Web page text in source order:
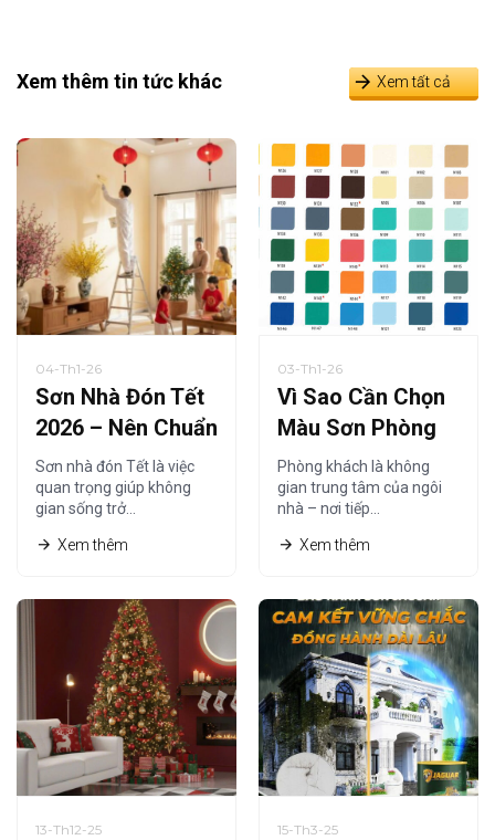
Xem thêm tin tức khác Xem tất cả
04-Th1-26
Sơn Nhà Đón Tết
2026 – Nên Chuẩn
Bị Từ Khi Nào Là
Hợp Lý?
Sơn nhà đón Tết là việc
quan trọng giúp không
gian sống trở…
Xem thêm
03-Th1-26
Vì Sao Cần Chọn
Màu Sơn Phòng
Khách Phù Hợp
Năm 2026?
Phòng khách là không
gian trung tâm của ngôi
nhà – nơi tiếp…
Xem thêm
13-Th12-25 15-Th3-25